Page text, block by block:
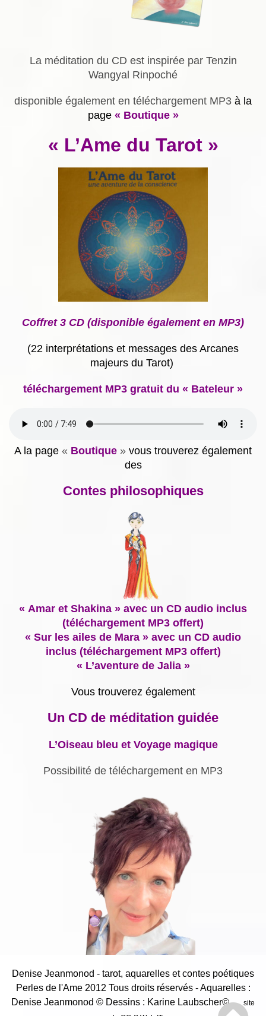
La méditation du CD est inspirée par Tenzin
Wangyal Rinpoché
disponible également en téléchargement MP3 à la
page« Boutique »
« L’Ame du Tarot »
Coffret 3 CD (disponible également en MP3)
(22 interprétations et messages des Arcanes
majeurs du Tarot)
téléchargement MP3 gratuit du « Bateleur »
A la page « Boutique » vous trouverez également
des
Contes philosophiques
« Amar et Shakina » avec un CD audio inclus
(téléchargement MP3 offert)
« Sur les ailes de Mara » avec un CD audio
inclus (téléchargement MP3 offert)
« L’aventure de Jalia »
Vous trouverez également
Un CD de méditation guidée
L’Oiseau bleu et Voyage magique
Possibilité de téléchargement en MP3
Denise Jeanmonod - tarot, aquarelles et contes poétiques
Perles de l'Ame 2012 Tous droits réservés - Aquarelles :
Denise Jeanmonod © Dessins : Karine Laubscher©
site